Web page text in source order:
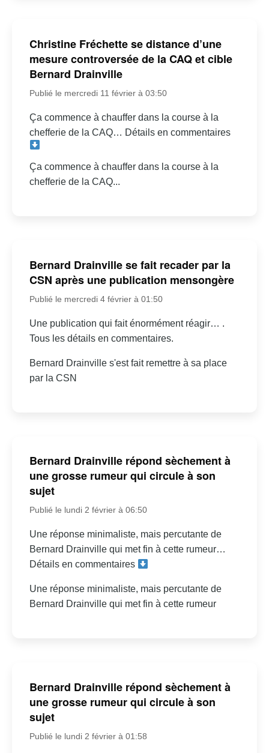
Christine Fréchette se distance d’une
mesure controversée de la CAQ et cible
Bernard Drainville
Publié le mercredi 11 février à 03:50
Ça commence à chauffer dans la course à la
chefferie de la CAQ… Détails en commentaires
Ça commence à chauffer dans la course à la
chefferie de la CAQ...
Bernard Drainville se fait recader par la
CSN après une publication mensongère
Publié le mercredi 4 février à 01:50
Une publication qui fait énormément réagir… .
Tous les détails en commentaires.
Bernard Drainville s'est fait remettre à sa place
par la CSN
Bernard Drainville répond sèchement à
une grosse rumeur qui circule à son
sujet
Publié le lundi 2 février à 06:50
Une réponse minimaliste, mais percutante de
Bernard Drainville qui met fin à cette rumeur…
Détails en commentaires
Une réponse minimaliste, mais percutante de
Bernard Drainville qui met fin à cette rumeur
Bernard Drainville répond sèchement à
une grosse rumeur qui circule à son
sujet
Publié le lundi 2 février à 01:58